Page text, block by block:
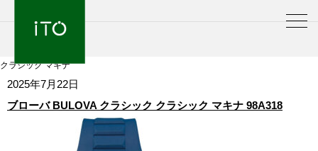
クラシック マキナ
2025年7月22日
ブローバ BULOVA クラシック クラシック マキナ 98A318